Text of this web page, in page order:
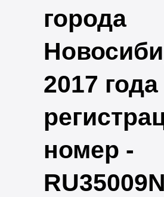
города
2017 года
номер -